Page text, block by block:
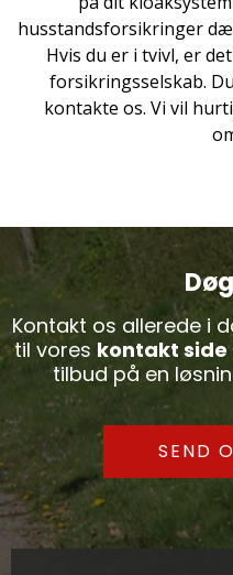
husstandsforsikringer
Hvis du er i tvivl, er
forsikringsselskab.
kontakte os. Vi vil
Kontakt os allerede i
til vores kontakt side
tilbud på en
SEND